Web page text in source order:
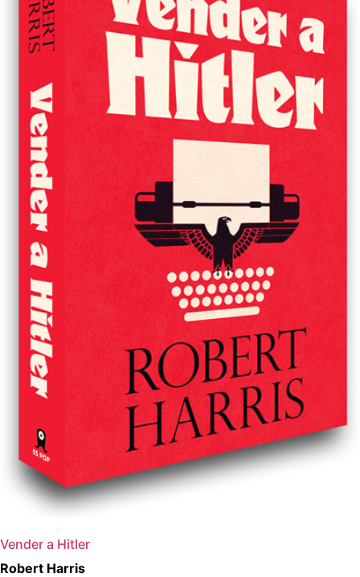
Vender a Hitler
Robert Harris